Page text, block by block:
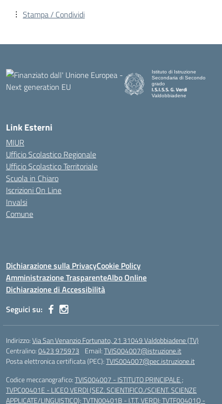
Stampa / Condividi
Istituto di Istruzione
Secondaria di Secondo
grado
I.S.I.S.S. G. Verdi
Valdobbiadene
Link Esterni
MIUR
Ufficio Scolastico Regionale
Ufficio Scolastico Territoriale
Scuola in Chiaro
Iscrizioni On Line
Invalsi
Comune
Dichiarazione sulla PrivacyCookie Policy
Amministrazione TrasparenteAlbo Online
Dichiarazione di Accessibilità
Seguici su:
Indirizzo:Via San Venanzio Fortunato, 21 31049 Valdobbiadene (TV)
Centralino:0423 975973 Email:TVIS004007@istruzione.it
Posta elettronica certificata (PEC):TVIS004007@pec.istruzione.it
Codice meccanografico:TVIS004007 - ISTITUTO PRINCIPALE ;
TVPC00401E - LICEO VERDI (SEZ. SCIENTIFICO./SCIENT. SCIENZE
APPLICATE/LINGUISTICO); TVTN00401B - I.T.T. VERDI; TVTF00401Q -